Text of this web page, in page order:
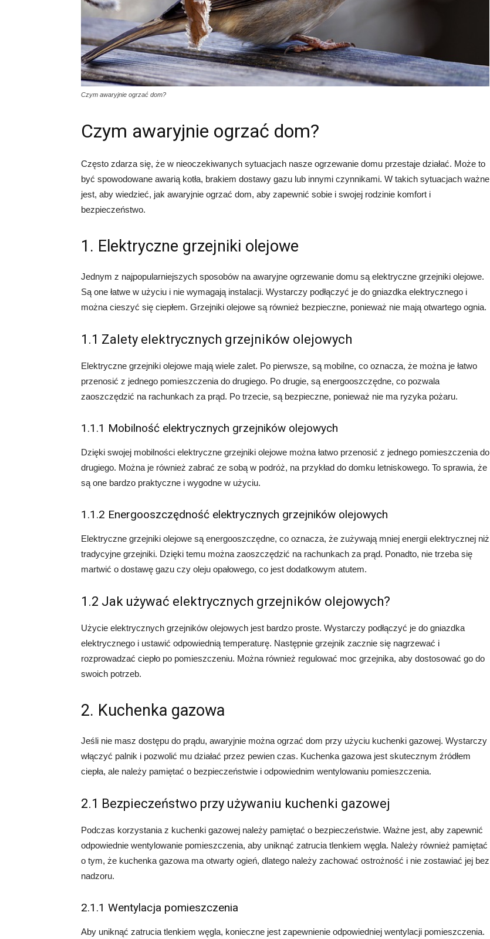
Czym awaryjnie ogrzać dom?
Czym awaryjnie ogrzać dom?
Często zdarza się, że w nieoczekiwanych sytuacjach nasze ogrzewanie domu przestaje działać. Może to
być spowodowane awarią kotła, brakiem dostawy gazu lub innymi czynnikami. W takich sytuacjach ważne
jest, aby wiedzieć, jak awaryjnie ogrzać dom, aby zapewnić sobie i swojej rodzinie komfort i
bezpieczeństwo.
1. Elektryczne grzejniki olejowe
Jednym z najpopularniejszych sposobów na awaryjne ogrzewanie domu są elektryczne grzejniki olejowe.
Są one łatwe w użyciu i nie wymagają instalacji. Wystarczy podłączyć je do gniazdka elektrycznego i
można cieszyć się ciepłem. Grzejniki olejowe są również bezpieczne, ponieważ nie mają otwartego ognia.
1.1 Zalety elektrycznych grzejników olejowych
Elektryczne grzejniki olejowe mają wiele zalet. Po pierwsze, są mobilne, co oznacza, że można je łatwo
przenosić z jednego pomieszczenia do drugiego. Po drugie, są energooszczędne, co pozwala
zaoszczędzić na rachunkach za prąd. Po trzecie, są bezpieczne, ponieważ nie ma ryzyka pożaru.
1.1.1 Mobilność elektrycznych grzejników olejowych
Dzięki swojej mobilności elektryczne grzejniki olejowe można łatwo przenosić z jednego pomieszczenia do
drugiego. Można je również zabrać ze sobą w podróż, na przykład do domku letniskowego. To sprawia, że
są one bardzo praktyczne i wygodne w użyciu.
1.1.2 Energooszczędność elektrycznych grzejników olejowych
Elektryczne grzejniki olejowe są energooszczędne, co oznacza, że zużywają mniej energii elektrycznej niż
tradycyjne grzejniki. Dzięki temu można zaoszczędzić na rachunkach za prąd. Ponadto, nie trzeba się
martwić o dostawę gazu czy oleju opałowego, co jest dodatkowym atutem.
1.2 Jak używać elektrycznych grzejników olejowych?
Użycie elektrycznych grzejników olejowych jest bardzo proste. Wystarczy podłączyć je do gniazdka
elektrycznego i ustawić odpowiednią temperaturę. Następnie grzejnik zacznie się nagrzewać i
rozprowadzać ciepło po pomieszczeniu. Można również regulować moc grzejnika, aby dostosować go do
swoich potrzeb.
2. Kuchenka gazowa
Jeśli nie masz dostępu do prądu, awaryjnie można ogrzać dom przy użyciu kuchenki gazowej. Wystarczy
włączyć palnik i pozwolić mu działać przez pewien czas. Kuchenka gazowa jest skutecznym źródłem
ciepła, ale należy pamiętać o bezpieczeństwie i odpowiednim wentylowaniu pomieszczenia.
2.1 Bezpieczeństwo przy używaniu kuchenki gazowej
Podczas korzystania z kuchenki gazowej należy pamiętać o bezpieczeństwie. Ważne jest, aby zapewnić
odpowiednie wentylowanie pomieszczenia, aby uniknąć zatrucia tlenkiem węgla. Należy również pamiętać
o tym, że kuchenka gazowa ma otwarty ogień, dlatego należy zachować ostrożność i nie zostawiać jej bez
nadzoru.
2.1.1 Wentylacja pomieszczenia
Aby uniknąć zatrucia tlenkiem węgla, konieczne jest zapewnienie odpowiedniej wentylacji pomieszczenia.